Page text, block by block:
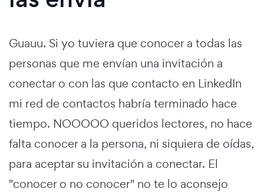
Guauu. Si yo tuviera que conocer a todas las
personas que me envían una invitación a
conectar o con las que contacto en LinkedIn
mi red de contactos habría terminado hace
tiempo. NOOOOO queridos lectores, no hace
falta conocer a la persona, ni siquiera de oídas,
para aceptar su invitación a conectar. El
"conocer o no conocer" no te lo aconsejo